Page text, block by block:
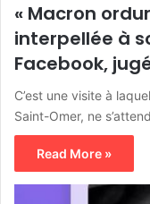
« Macron
interpellée à
Facebook,
C’est une visite à
Saint-Omer, ne
Read More »